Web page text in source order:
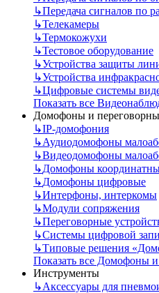
↳Передача сигналов по
↳Телекамеры
↳Термокожухи
↳Тестовое оборудование
↳Устройства защиты
↳Устройства
↳Цифровые системы
Показать все
Домофоны и
↳IP-домофония
↳Аудиодомофоны
↳Видеодомофоны
↳Домофоны
↳Домофоны цифровые
↳Интерфоны, интеркомы
↳Модули сопряжения
↳Переговорные
↳Системы цифровой
↳Типовые решения
Показать все Домофоны и
Инструменты
↳Аксессуары для